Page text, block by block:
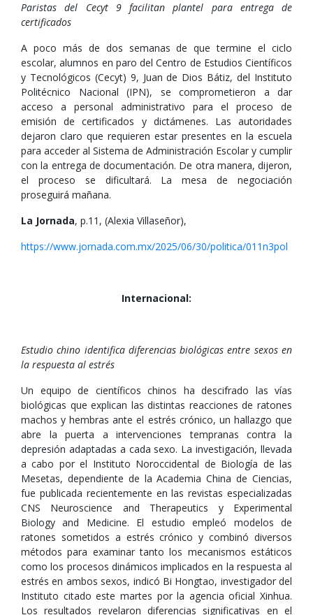
Paristas del Cecyt 9 facilitan plantel para entrega de
certificados
A poco más de dos semanas de que termine el ciclo
escolar, alumnos en paro del Centro de Estudios Científicos
y Tecnológicos (Cecyt) 9, Juan de Dios Bátiz, del Instituto
Politécnico Nacional (IPN), se comprometieron a dar
acceso a personal administrativo para el proceso de
emisión de certificados y dictámenes. Las autoridades
dejaron claro que requieren estar presentes en la escuela
para acceder al Sistema de Administración Escolar y cumplir
con la entrega de documentación. De otra manera, dijeron,
el proceso se dificultará. La mesa de negociación
proseguirá mañana.
La Jornada, p.11, (Alexia Villaseñor),
https://www.jornada.com.mx/2025/06/30/politica/011n3pol
Internacional:
Estudio chino identifica diferencias biológicas entre sexos en
la respuesta al estrés
Un equipo de científicos chinos ha descifrado las vías
biológicas que explican las distintas reacciones de ratones
machos y hembras ante el estrés crónico, un hallazgo que
abre la puerta a intervenciones tempranas contra la
depresión adaptadas a cada sexo. La investigación, llevada
a cabo por el Instituto Noroccidental de Biología de las
Mesetas, dependiente de la Academia China de Ciencias,
fue publicada recientemente en las revistas especializadas
CNS Neuroscience and Therapeutics y Experimental
Biology and Medicine. El estudio empleó modelos de
ratones sometidos a estrés crónico y combinó diversos
métodos para examinar tanto los mecanismos estáticos
como los procesos dinámicos implicados en la respuesta al
estrés en ambos sexos, indicó Bi Hongtao, investigador del
Instituto citado este martes por la agencia oficial Xinhua.
Los resultados revelaron diferencias significativas en el